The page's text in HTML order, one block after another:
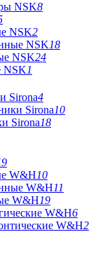
NSK8
NSK2
NSK18
NSK24
NSK1
Sirona4
Sirona10
Sirona18
9
W&H10
W&H11
W&H19
W&H6
W&H2